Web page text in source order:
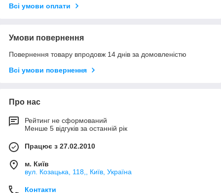
Всі умови оплати
Умови повернення
Повернення товару впродовж 14 днів за домовленістю
Всі умови повернення
Про нас
Рейтинг не сформований
Менше 5 відгуків за останній рік
Працює з 27.02.2010
м. Київ
вул. Козацька, 118,, Київ, Україна
Контакти